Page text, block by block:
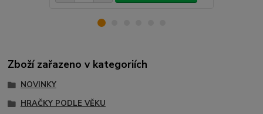
Zboží zařazeno v kategoriích
NOVINKY
HRAČKY PODLE VĚKU